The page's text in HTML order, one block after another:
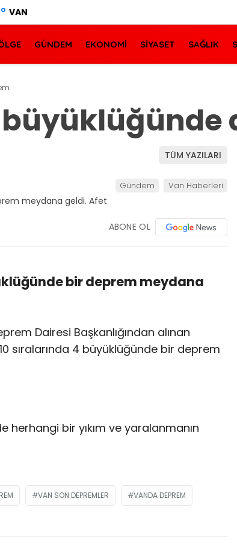
° VAN
GÜNDEM EKONOMİ SİYASET SAĞLIK
büyüklüğünde
TÜM YAZILARI
Gündem Van Haberleri
ABONE OL
bir deprem meydana
Dairesi Başkanlığından alınan
sıralarında 4 büyüklüğünde bir deprem
herhangi bir yıkım ve yaralanmanın
VAN SON DEPREMLER VANDA DEPREM